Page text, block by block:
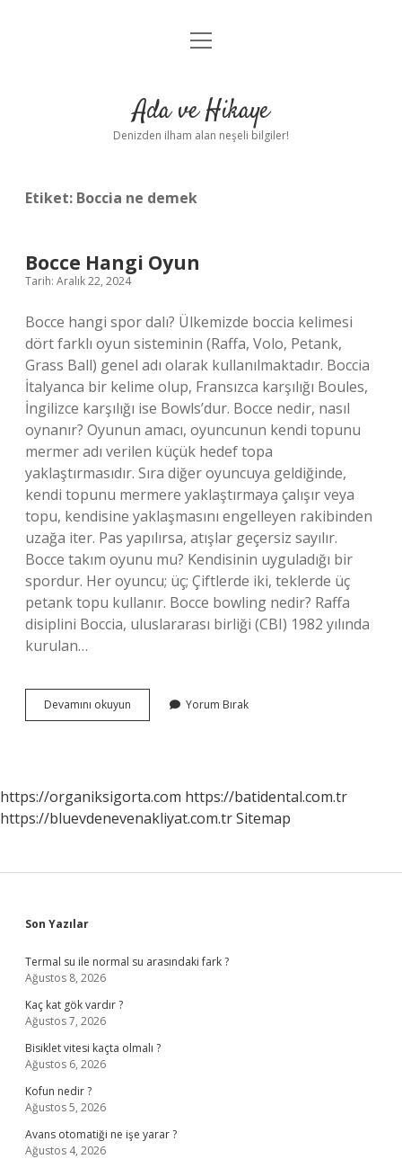
Anasayfa
Yasal Uyarı
menüyü
Ada ve Hikaye
Denizden ilham alan neşeli bilgiler!
Etiket: Boccia ne demek
Bocce Hangi Oyun
Tarih: Aralık 22, 2024
Bocce hangi spor dalı? Ülkemizde boccia kelimesi
dört farklı oyun sisteminin (Raffa, Volo, Petank,
Grass Ball) genel adı olarak kullanılmaktadır. Boccia
İtalyanca bir kelime olup, Fransızca karşılığı Boules,
İngilizce karşılığı ise Bowls’dur. Bocce nedir, nasıl
oynanır? Oyunun amacı, oyuncunun kendi topunu
mermer adı verilen küçük hedef topa
yaklaştırmasıdır. Sıra diğer oyuncuya geldiğinde,
kendi topunu mermere yaklaştırmaya çalışır veya
topu, kendisine yaklaşmasını engelleyen rakibinden
uzağa iter. Pas yapılırsa, atışlar geçersiz sayılır.
Bocce takım oyunu mu? Kendisinin uyguladığı bir
spordur. Her oyuncu; üç; Çiftlerde iki, teklerde üç
petank topu kullanır. Bocce bowling nedir? Raffa
disiplini Boccia, uluslararası birliği (CBI) 1982 yılında
kurulan…
Devamını okuyun
Hangi
Yorum Bırak
https://organiksigorta.com https://batidental.com.tr
https://bluevdenevenakliyat.com.trSitemap
Sidebar
Son Yazılar
Termal su ile normal su arasındaki fark ?
Ağustos 8, 2026
Kaç kat gök vardır ?
Ağustos 7, 2026
Bisiklet vitesi kaçta olmalı ?
Ağustos 6, 2026
Kofun nedir ?
Ağustos 5, 2026
Avans otomatiği ne işe yarar ?
Ağustos 4, 2026